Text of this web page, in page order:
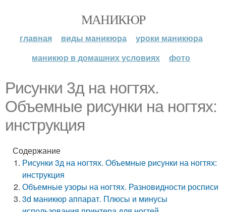
МАНИКЮР
главная виды маникюра
уроки маникюра
маникюр в домашних условиях
фото
Рисунки 3д на ногтях.
Объемные рисунки на ногтях:
инструкция
Содержание
Рисунки 3д на ногтях. Объемные рисунки на ногтях:
инструкция
Объемные узоры на ногтях. Разновидности росписи
3d маникюр аппарат. Плюсы и минусы